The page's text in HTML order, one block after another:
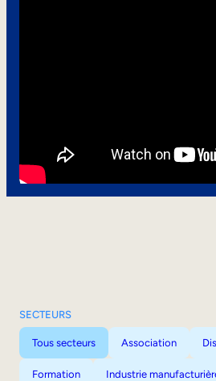
SECTEURS
Tous secteurs Association
Formation Industrie